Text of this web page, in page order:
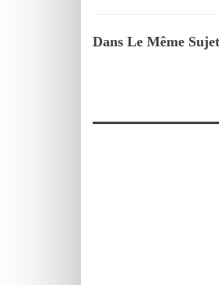
Dans Le Même Sujet